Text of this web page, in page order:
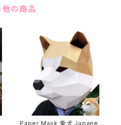
他の商品
Paper Mask 柴犬 Japanese